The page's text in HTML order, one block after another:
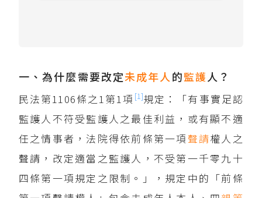
一、為什麼需要改定未成年人 的監護 人？
民法第1106條之1第1項 [1]規定：「有事實足認
監護人不符受監護人之最佳利益，或有顯不適
任之情事者，法院得依前條第一項 聲請權人之
聲請，改定適當之監護人，不受第一千零九十
四條第一項規定之限制。」，規定中的「前條